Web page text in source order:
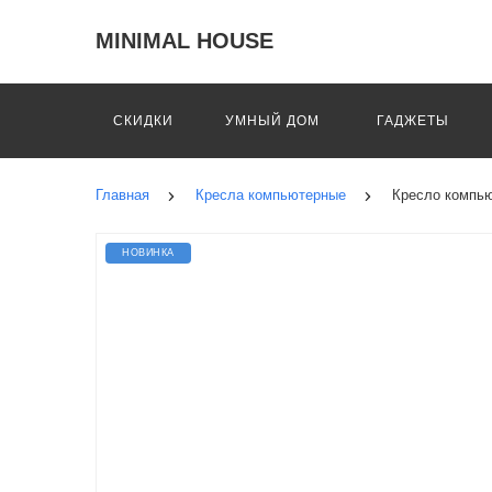
MINIMAL HOUSE
СКИДКИ УМНЫЙ ДОМ ГАДЖЕТЫ
Главная Кресла компьютерные Кресло
НОВИНКА